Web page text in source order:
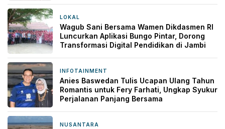
LOKAL
Wagub Sani Bersama Wamen Dikdasmen RI
Luncurkan Aplikasi Bungo Pintar, Dorong
Transformasi Digital Pendidikan di Jambi
INFOTAINMENT
Anies Baswedan Tulis Ucapan Ulang Tahun
Romantis untuk Fery Farhati, Ungkap Syukur
Perjalanan Panjang Bersama
NUSANTARA